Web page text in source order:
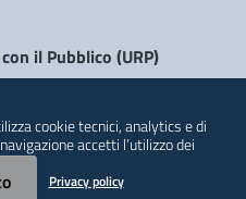
il Pubblico (URP)
cookie tecnici, analytics e di
accetti l’utilizzo dei
Privacy policy